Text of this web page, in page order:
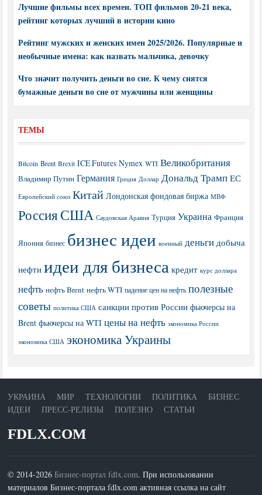
Лучшие фильмы всех времен. ТОП фильмов 20-21 века,
рейтинг которых лучший в истории кино
Рейтинг мужских и женских имен 2025/2026. Популярные и
необычные имена: как назвать мальчика, девочку
Что значит получить деньги во сне. К чему снятся
бумажные деньги во сне от мужчины или женщины
ТЕМЫ
Bitcoin Brent Brexit ICE Futures Nymex WTI Великобритания
Владимир Путин Германия Греция Доллар Дональд Трамп ЕС
Европейский союз Китай Лондонская фондовая биржа МВФ
РоссияСША Саудовская Аравия Турция Украина Франция
Япония бизнес бизнес идеи военный деньги добыча
нефти идеи для бизнеса кредит курс доллара
нефть нефть Brent нефть WTI падение цен на нефть полезные
советы политика США санкции против России фьючерсы на
Brent фьючерсы на WTI цены на нефть экономика России
экономика США экономика Украины
УКРАИНА МИР ТЕХНОЛОГИИ ПОЛИТИКА
БИЗНЕС
ИДЕИ
ПРЕСС-РЕЛИЗЫ ПОЛЕЗНО СТАТЬИ
FDLX.COM
© 2014-2026 Бизнес-портал fdlx.com. При использовании
материалов Бизнес-портала fdlx.com активная ссылка на сайт